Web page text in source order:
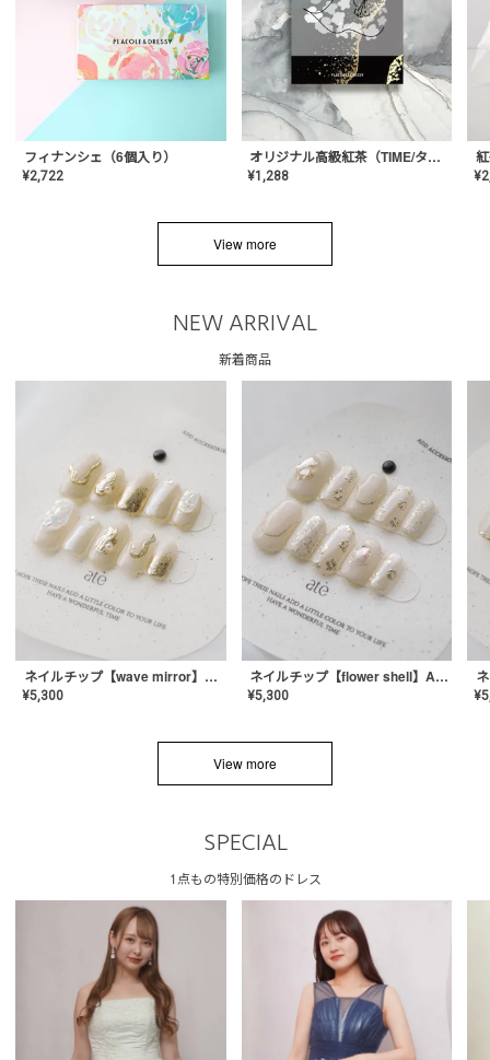
フィナンシェ（6個入り）
¥2,722
オリジナル高級紅茶（TIME/タイム）【ギフト/プチギフト/プレゼント/内祝い/結婚式/オリジナル配合/高品質/ハーブティー/茶葉/記念日/お返し/手土産/美容/おしゃれ】
¥1,288 ¥
View more
NEW ARRIVAL
新着商品
ネイルチップ【wave mirror】AE-CONA-04
¥5,300
ネイルチップ【flower shell】AE-CONA-03
¥5,300 ¥
View more
SPECIAL
1点もの特別価格のドレス